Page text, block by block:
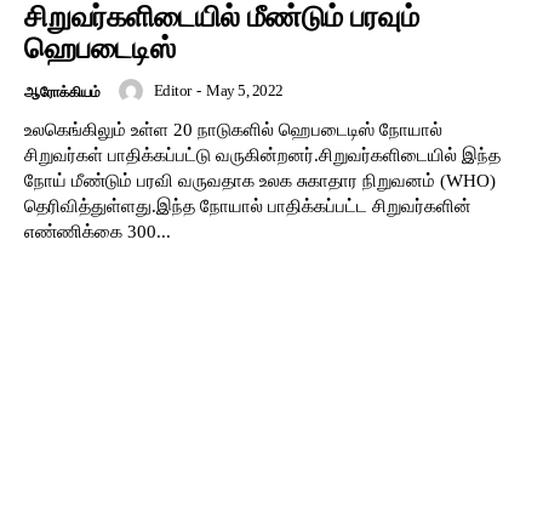
சிறுவர்களிடையில் மீண்டும் பரவும்
ஹெபடைடிஸ்
ஆரோக்கியம் Editor - May 5, 2022
உலகெங்கிலும் உள்ள 20 நாடுகளில் ஹெபடைடிஸ் நோயால்
சிறுவர்கள் பாதிக்கப்பட்டு வருகின்றனர்.சிறுவர்களிடையில் இந்த
நோய் மீண்டும் பரவி வருவதாக உலக சுகாதார நிறுவனம் (WHO)
தெரிவித்துள்ளது.இந்த நோயால் பாதிக்கப்பட்ட சிறுவர்களின்
எண்ணிக்கை 300...